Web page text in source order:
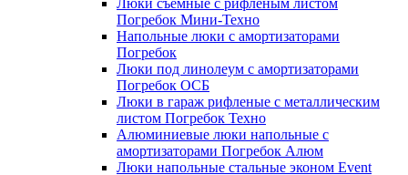
Люки съемные с рифленым листом
Погребок Мини-Техно
Напольные люки с амортизаторами
Погребок
Люки под линолеум с амортизаторами
Погребок ОСБ
Люки в гараж рифленые с металлическим
листом Погребок Техно
Алюминиевые люки напольные с
амортизаторами Погребок Алюм
Люки напольные стальные эконом Event